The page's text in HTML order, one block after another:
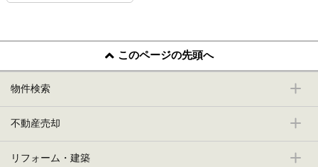
このページの先頭へ
物件検索
不動産売却
リフォーム・建築